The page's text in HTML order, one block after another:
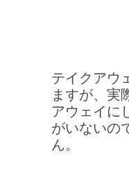
テイクアウ
ますが、実
アウェイに
がいないの
ん。